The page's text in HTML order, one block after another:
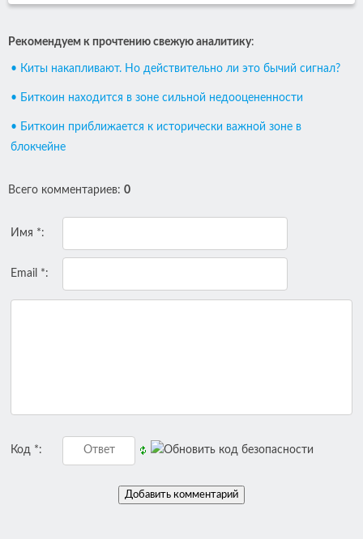
Рекомендуем к прочтению свежую аналитику:
• Киты накапливают. Но действительно ли это бычий сигнал?
• Биткоин находится в зоне сильной недооцененности
• Биткоин приближается к исторически важной зоне в
блокчейне
Всего комментариев: 0
Имя *:
Email *:
Код *: